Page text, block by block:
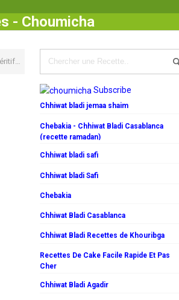
- Choumicha
Subscribe
Chhiwat bladi jemaa shaim
Chebakia - Chhiwat Bladi Casablanca
(recette ramadan)
Chhiwat bladi safi
Chhiwat bladi Safi
Chebakia
Chhiwat Bladi Casablanca
Chhiwat Bladi Recettes de Khouribga
Recettes De Cake Facile Rapide Et Pas
Cher
Chhiwat Bladi Agadir